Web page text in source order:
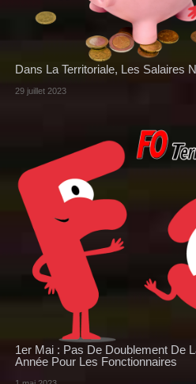
Dans La Territoriale, Les Salaires
29 juillet 2023
1er Mai : Pas De Doublement De
Année Pour Les Fonctionnaires